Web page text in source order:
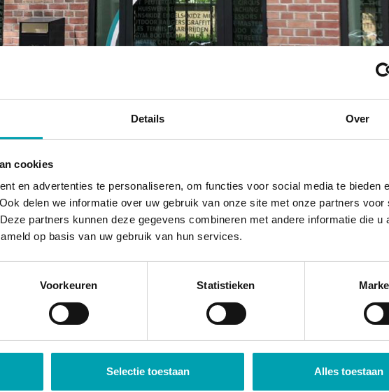
Details Over
cookies
en advertenties te personaliseren, om functies voor social media te bieden
delen we informatie over uw gebruik van onze site met onze partners voor
partners kunnen deze gegevens combineren met andere informatie die u
op basis van uw gebruik van hun services.
Voorkeuren Statistieken
Selectie toestaan Alles toestaan
Facilities UniKidz
UniKidz Zuid is equipped for children from 4
years.
children want and need! Thanks to the various spaces, the
endless. Our children make use of the following facilities: